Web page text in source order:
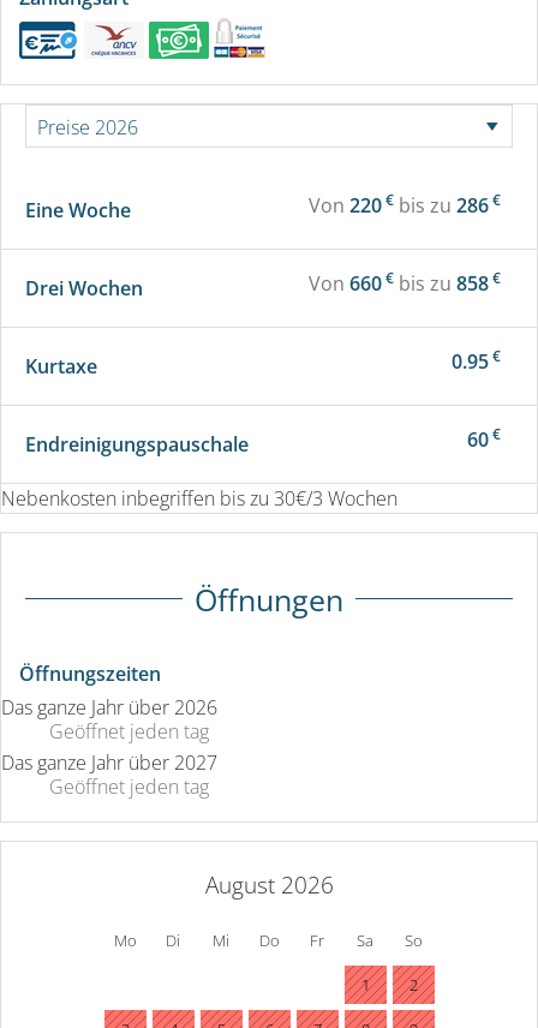
Eine Woche Von 220€ bis zu 286€
Drei Wochen Von 660€ bis zu 858€
Kurtaxe 0.95€
Endreinigungspauschale 60€
Nebenkosten inbegriffen bis zu 30€/3 Wochen
Öffnungen
Öffnungszeiten
Das ganze Jahr über 2026
Geöffnet jeden tag
Das ganze Jahr über 2027
Geöffnet jeden tag
August 2026
Mo Di Mi Do Fr Sa So
1 2